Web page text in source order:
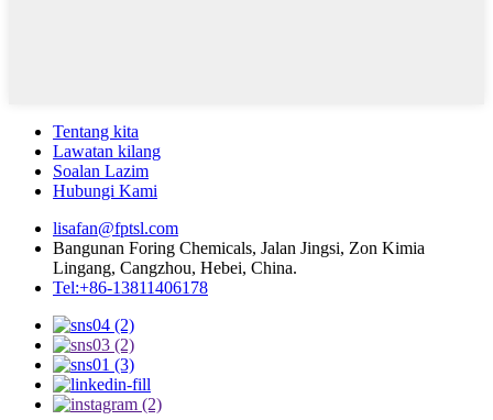
Tentang kita
Lawatan kilang
Soalan Lazim
Hubungi Kami
lisafan@fptsl.com
Bangunan Foring Chemicals, Jalan Jingsi, Zon Kimia
Lingang, Cangzhou, Hebei, China.
Tel:+86-13811406178